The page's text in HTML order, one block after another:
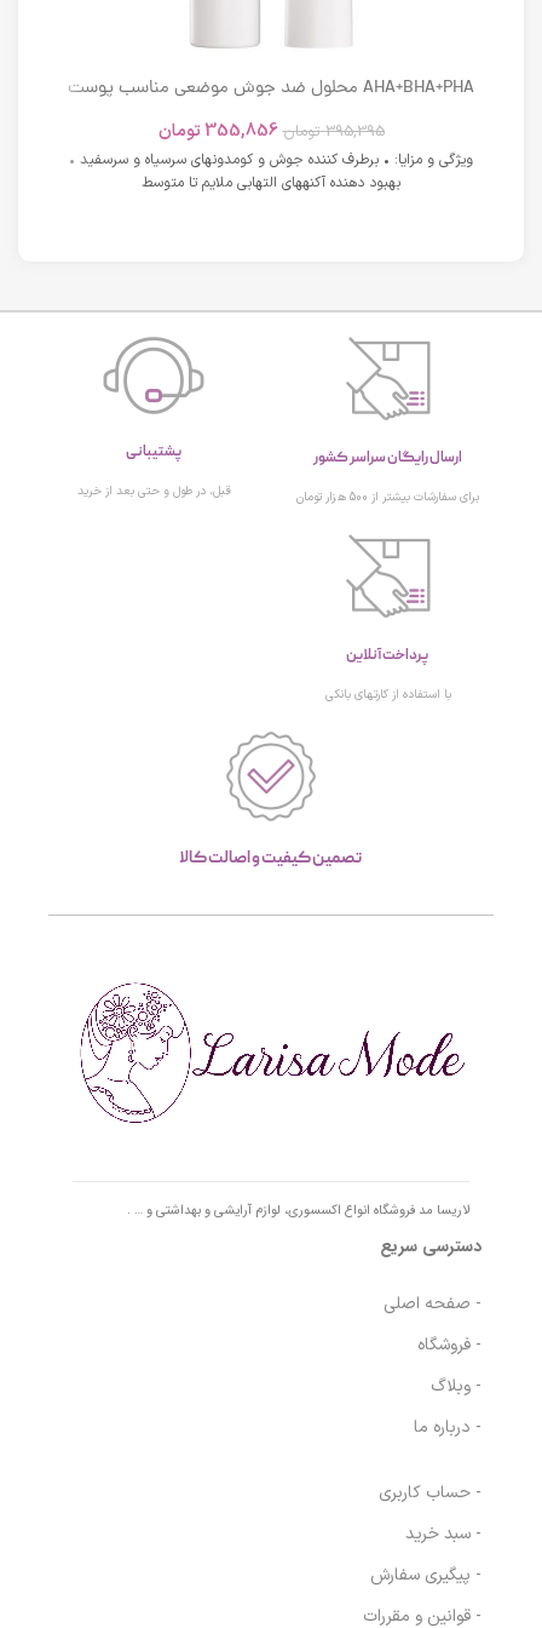
AHA+BHA+PHA محلول ضد جوش موضعی مناسب پوست
395,395 تومان 355,856 تومان
ویژگی و مزایا: • برطرف کننده جوش و کومدونهای سرسیاه و سرسفید •
بهبود دهنده آکنههای التهابی ملایم تا متوسط
ارسال رایگان سراسر کشور
برای سفارشات بیشتر از 500 هزار تومان
پشتیبانی
قبل، در طول و حتی بعد از خرید
پرداخت آنلاین
با استفاده از کارتهای بانکی
تصمین کیفیت و اصالت کالا
لاریسا مد فروشگاه انواع اکسسوری، لوازم آرایشی و بهداشتی و … .
دسترسی سریع
- صفحه اصلی
- فروشگاه
- وبلاگ
- درباره ما
- حساب کاربری
- سبد خرید
- پیگیری سفارش
- قوانین و مقررات